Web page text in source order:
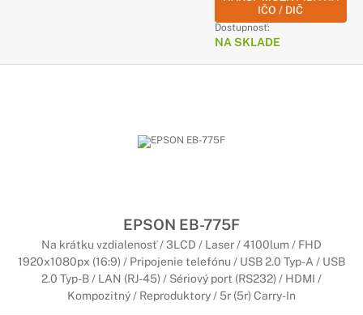
IČO / DIČ
Dostupnosť:
NA SKLADE
EPSON EB-775F
Na krátku vzdialenosť / 3LCD / Laser / 4100lum / FHD
1920x1080px (16:9) / Pripojenie telefónu / USB 2.0 Typ-A / USB
2.0 Typ-B / LAN (RJ-45) / Sériový port (RS232) / HDMI /
Kompozitný / Reproduktory / 5r (5r) Carry-In